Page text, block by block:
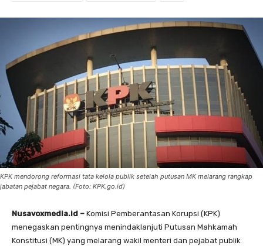
KPK mendorong reformasi tata kelola publik setelah putusan MK melarang rangkap
jabatan pejabat negara. (Foto: KPK.go.id)
Nusavoxmedia.id – Komisi Pemberantasan Korupsi (KPK)
menegaskan pentingnya menindaklanjuti Putusan Mahkamah
Konstitusi (MK) yang melarang wakil menteri dan pejabat publik